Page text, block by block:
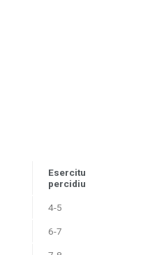
Esercitu
percidiu
4-5
6-7